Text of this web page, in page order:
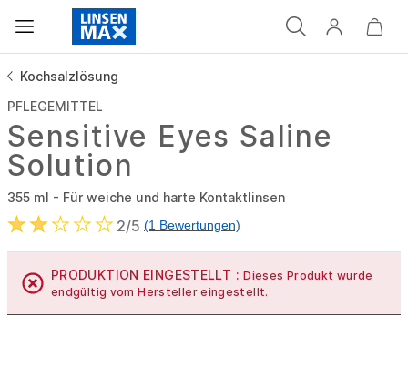
Kochsalzlösung
PFLEGEMITTEL
Sensitive Eyes Saline
Solution
355 ml - Für weiche und harte Kontaktlinsen
2/5 (1 Bewertungen)
PRODUKTION EINGESTELLT :Dieses Produkt wurde
endgültig vom Hersteller eingestellt.